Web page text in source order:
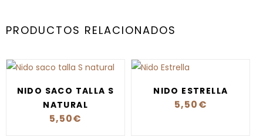
PRODUCTOS RELACIONADOS
NIDO SACO TALLA S
NATURAL
5,50€
NIDO ESTRELLA
5,50€